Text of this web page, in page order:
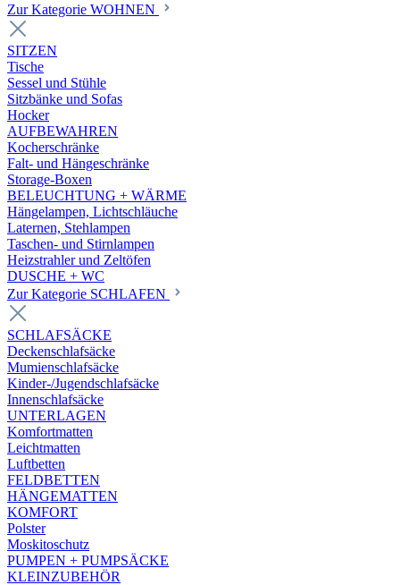
Zur Kategorie WOHNEN
SITZEN
Tische
Sessel und Stühle
Sitzbänke und Sofas
Hocker
AUFBEWAHREN
Kocherschränke
Falt- und Hängeschränke
Storage-Boxen
BELEUCHTUNG + WÄRME
Hängelampen, Lichtschläuche
Laternen, Stehlampen
Taschen- und Stirnlampen
Heizstrahler und Zeltöfen
DUSCHE + WC
Zur Kategorie SCHLAFEN
SCHLAFSÄCKE
Deckenschlafsäcke
Mumienschlafsäcke
Kinder-/Jugendschlafsäcke
Innenschlafsäcke
UNTERLAGEN
Komfortmatten
Leichtmatten
Luftbetten
FELDBETTEN
HÄNGEMATTEN
KOMFORT
Polster
Moskitoschutz
PUMPEN + PUMPSÄCKE
KLEINZUBEHÖR